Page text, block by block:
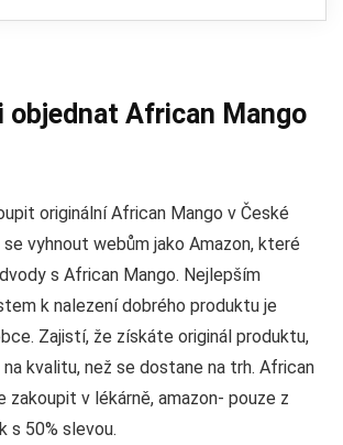
objednat African Mango
originální African Mango v České
vyhnout webům jako Amazon, které
s African Mango. Nejlepším
k nalezení dobrého produktu je
Zajistí, že získáte originál produktu,
kvalitu, než se dostane na trh. African
zakoupit v lékárně, amazon- pouze z
s 50% slevou.